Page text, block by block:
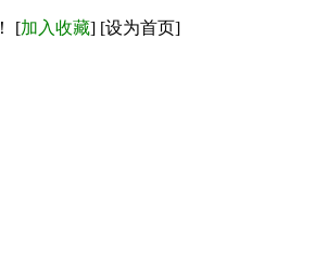
！ [加入收藏] [设为首页]